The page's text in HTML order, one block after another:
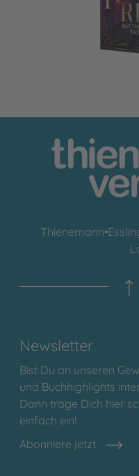
Thienemann•
Newsletter
Bist Du an unseren
und Buchhighlights
Dann trage Dich hier
einfach ein!
Abonniere jetzt